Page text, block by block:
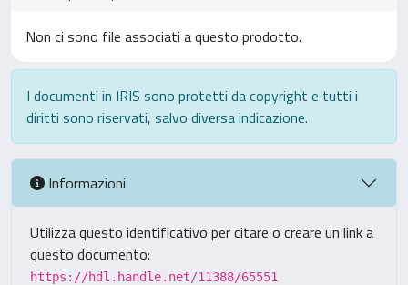
Non ci sono file associati a questo prodotto.
I documenti in IRIS sono protetti da copyright e tutti i
diritti sono riservati, salvo diversa indicazione.
Informazioni
Utilizza questo identificativo per citare o creare un link a
questo documento:
https://hdl.handle.net/11388/65551